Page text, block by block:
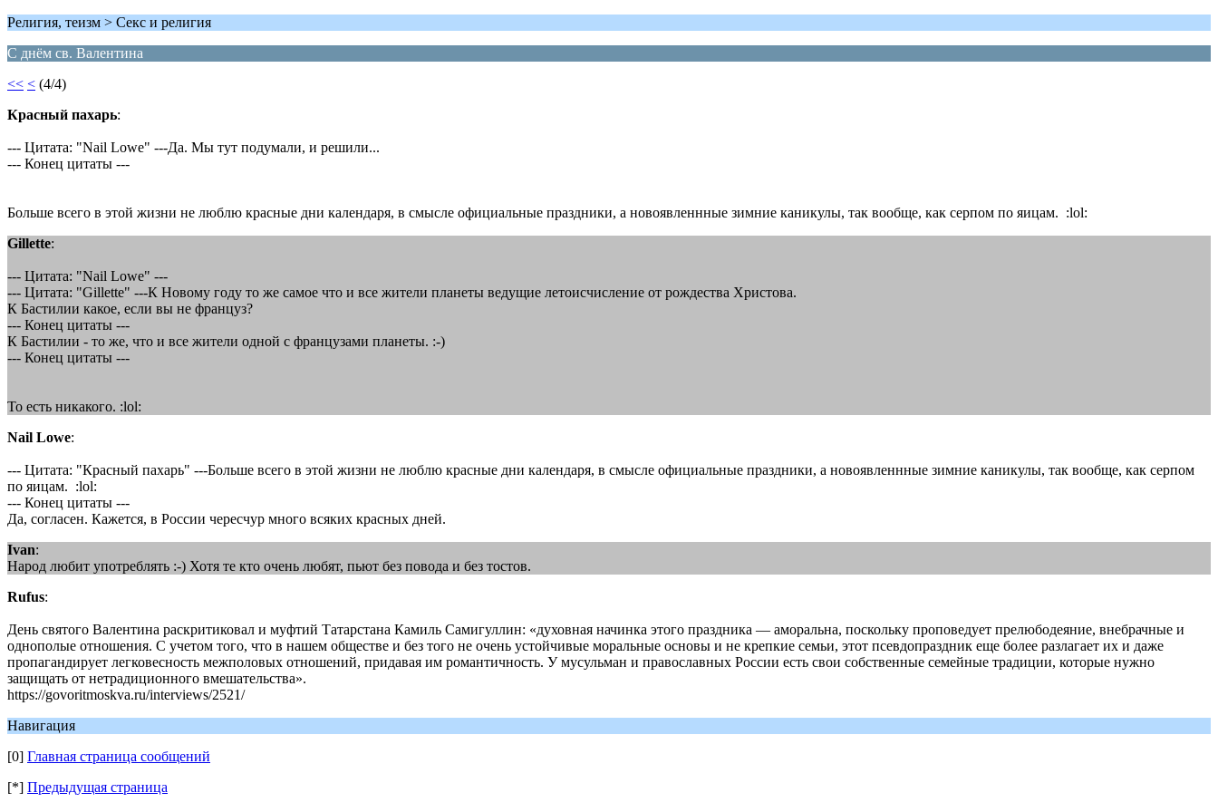
Религия, теизм > Секс и религия
С днём св. Валентина
<< < (4/4)
Красный пахарь:
--- Цитата: "Nail Lowe" ---Да. Мы тут подумали, и решили...
--- Конец цитаты ---
Больше всего в этой жизни не люблю красные дни календаря, в смысле официальные праздники, а новоявленнные зимние каникулы, так вообще, как серпом по яицам. :lol:
Gillette:
--- Цитата: "Nail Lowe" ---
--- Цитата: "Gillette" ---К Новому году то же самое что и все жители планеты ведущие летоисчисление от рождества Христова.
К Бастилии какое, если вы не француз?
--- Конец цитаты ---
К Бастилии - то же, что и все жители одной с французами планеты. :-)
--- Конец цитаты ---
То есть никакого. :lol:
Nail Lowe:
--- Цитата: "Красный пахарь" ---Больше всего в этой жизни не люблю красные дни календаря, в смысле официальные праздники, а новоявленнные зимние каникулы, так вообще, как серпом
по яицам. :lol:
--- Конец цитаты ---
Да, согласен. Кажется, в России чересчур много всяких красных дней.
Ivan:
Народ любит употреблять :-) Хотя те кто очень любят, пьют без повода и без тостов.
Rufus:
День святого Валентина раскритиковал и муфтий Татарстана Камиль Самигуллин: «духовная начинка этого праздника — аморальна, поскольку проповедует прелюбодеяние, внебрачные и
однополые отношения. С учетом того, что в нашем обществе и без того не очень устойчивые моральные основы и не крепкие семьи, этот псевдопраздник еще более разлагает их и даже
пропагандирует легковесность межполовых отношений, придавая им романтичность. У мусульман и православных России есть свои собственные семейные традиции, которые нужно
защищать от нетрадиционного вмешательства».
https://govoritmoskva.ru/interviews/2521/
Навигация
[0] Главная страница сообщений
[*] Предыдущая страница